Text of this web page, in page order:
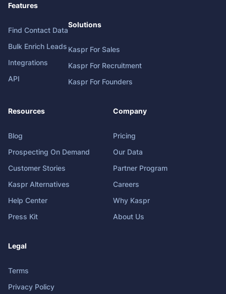
Features
Find Contact Data
Bulk Enrich Leads
Integrations
API
Solutions
Kaspr For Sales
Kaspr For Recruitment
Kaspr For Founders
Resources
Blog
Prospecting On Demand
Customer Stories
Kaspr Alternatives
Help Center
Press Kit
Company
Pricing
Our Data
Partner Program
Careers
Why Kaspr
About Us
Legal
Terms
Privacy Policy